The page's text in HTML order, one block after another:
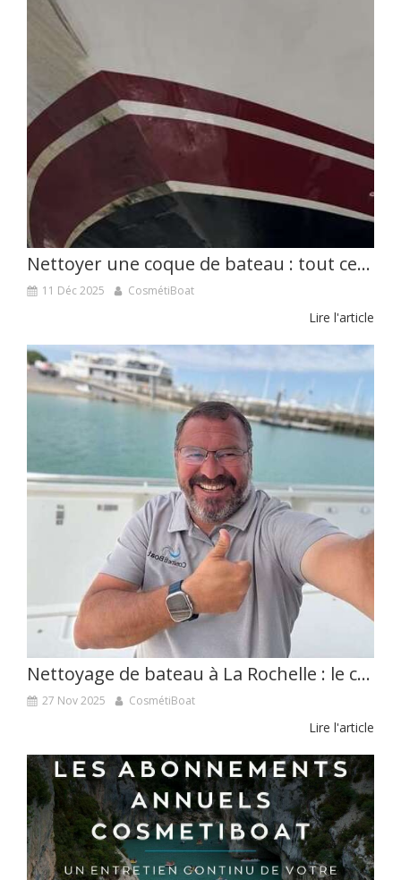
Nettoyer une coque de bateau : tout ce qu'il faut savoir… et éviter
11 Déc 2025 CosmétiBoat
Lire l'article
Nettoyage de bateau à La Rochelle : le choix CosmétiBoat
27 Nov 2025 CosmétiBoat
Lire l'article